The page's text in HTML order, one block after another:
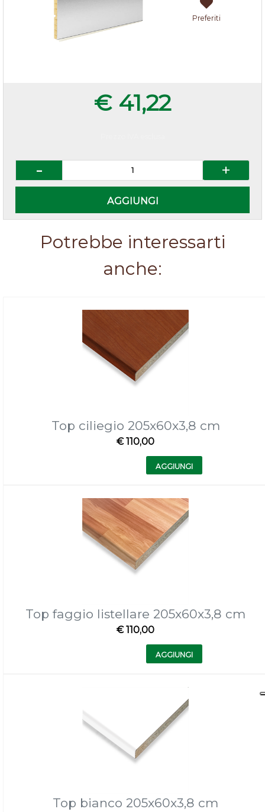
Preferiti
€ 41,22
AGGIUNGI
Potrebbe interessarti
anche:
Top ciliegio 205x60x3,8 cm
€ 110,00
Quantità
AGGIUNGI
Top faggio listellare 205x60x3,8 cm
€ 110,00
Quantità
AGGIUNGI
Top bianco 205x60x3,8 cm